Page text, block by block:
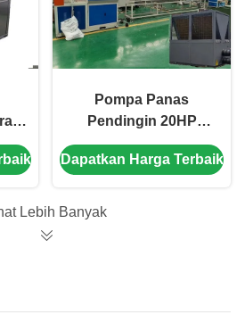
Pompa Panas
Pendingin 20HP
44KW dengan
Copeland Scroll
Sistem HVAC yang
Dapatkan Harga Terbaik
Lebih Banyak